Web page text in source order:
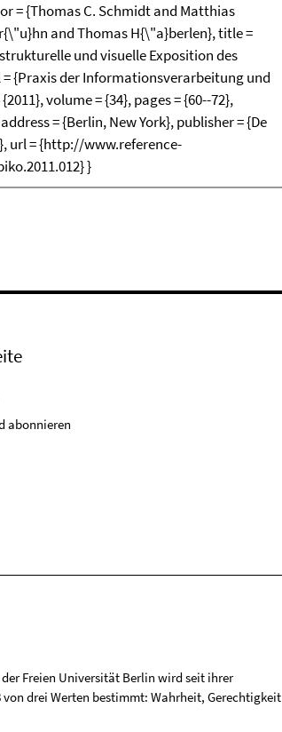
= {Thomas C. Schmidt and Matthias
and Thomas H{\"a}berlen}, title =
und visuelle Exposition des
{Praxis der Informationsverarbeitung und
volume = {34}, pages = {60--72},
= {Berlin, New York}, publisher = {De
url = {http://www.reference-
}
abonnieren
Freien Universität Berlin wird seit ihrer
von drei Werten bestimmt: Wahrheit, Gerechtigkeit